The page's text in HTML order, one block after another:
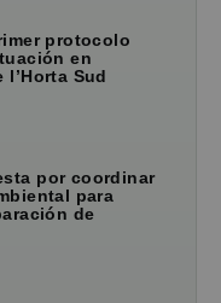
protocolo
en
l’Horta Sud
por coordinar
para
de